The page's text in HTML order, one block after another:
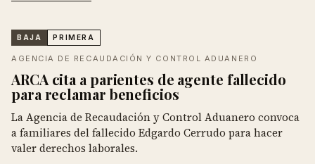
BAJA PRIMERA
AGENCIA DE RECAUDACIÓN Y CONTROL ADUANERO
ARCA cita a parientes de agente fallecido
para reclamar beneficios
La Agencia de Recaudación y Control Aduanero convoca
a familiares del fallecido Edgardo Cerrudo para hacer
valer derechos laborales.